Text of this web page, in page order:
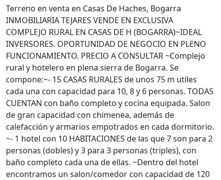
Terreno en venta en Casas De Haches, Bogarra
INMOBILIARIA TEJARES VENDE EN EXCLUSIVA
COMPLEJO RURAL EN CASAS DE H (BOGARRA)~IDEAL
INVERSORES. OPORTUNIDAD DE NEGOCIO EN PLENO
FUNCIONAMIENTO. PRECIO A CONSULTAR ~Complejo
rural y hotelero en plena sierra de Bogarra. Se
compone:~- 15 CASAS RURALES de unos 75 m utiles
cada una con capacidad para 10, 8 y 6 personas. TODAS
CUENTAN con baño completo y cocina equipada. Salon
de gran capacidad con chimenea, además de
calefacción y armarios empotrados en cada dormitorio.
~- 1 hotel con 10 HABITACIONES de las que 7 son para 2
personas (dobles) y 3 para 3 personas (triples), con
baño completo cada una de ellas. ~Dentro del hotel
encontramos un salon/comedor con capacidad de 120